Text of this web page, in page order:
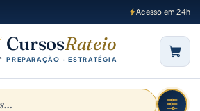
Acesso em 24h
CursosRateio
PREPARAÇÃO · ESTRATÉGIA